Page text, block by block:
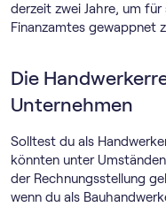
derzeit zwei Jahre, um
Finanzamtes gewappnet
Die
Unternehmen
Solltest du als
könnten unter
der Rechnungsstellung
wenn du als